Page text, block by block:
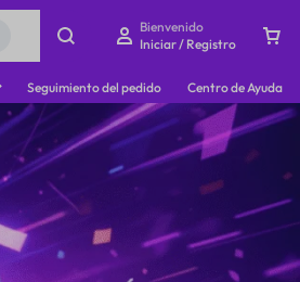
Bienvenido
Iniciar / Registro
Seguimiento del pedido Centro de Ayuda